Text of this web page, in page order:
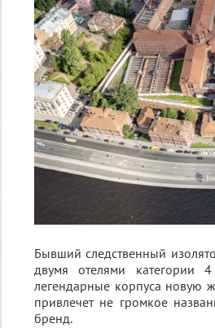
Бывший следственный
двумя отелями категории
легендарные корпуса новую
привлечет не громкое
бренд.